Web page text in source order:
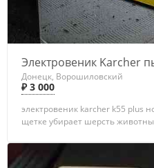
Электровеник Karcher
Донецк, Ворошиловский
₽ 3 000
электровеник karcher k55 plus
щетке убирает шерсть